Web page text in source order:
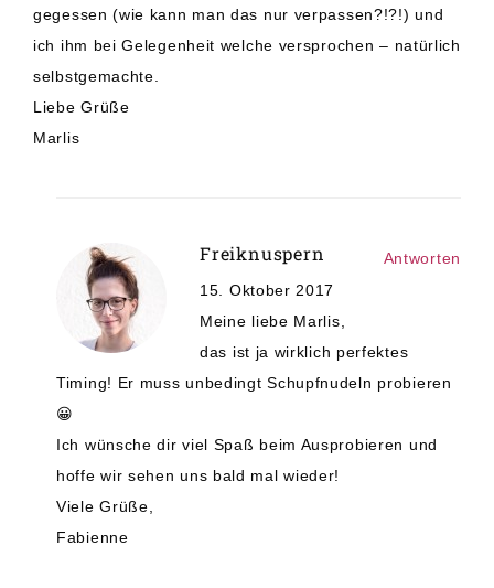
gegessen (wie kann man das nur verpassen?!?!) und
ich ihm bei Gelegenheit welche versprochen – natürlich
selbstgemachte.
Liebe Grüße
Marlis
Freiknuspern
15. Oktober 2017
Meine liebe Marlis,
das ist ja wirklich perfektes
Timing! Er muss unbedingt Schupfnudeln probieren
😀
Ich wünsche dir viel Spaß beim Ausprobieren und
hoffe wir sehen uns bald mal wieder!
Viele Grüße,
Fabienne
Antworten